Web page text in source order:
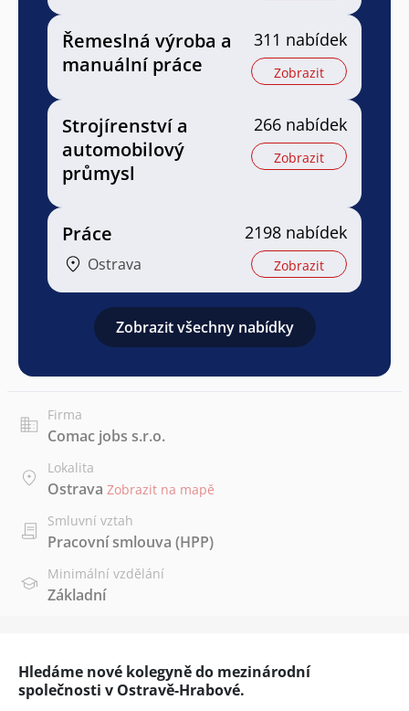
Řemeslná výroba a
manuální práce
311 nabídek
Zobrazit
Strojírenství a
automobilový
průmysl
266 nabídek
Zobrazit
Práce
Ostrava
2198 nabídek
Zobrazit
Zobrazit všechny nabídky
Firma
Comac jobs s.r.o.
Lokalita
Ostrava Zobrazit na mapě
Smluvní vztah
Pracovní smlouva (HPP)
Minimální vzdělání
Základní
Hledáme nové kolegyně do mezinárodní
společnosti v Ostravě-Hrabové.